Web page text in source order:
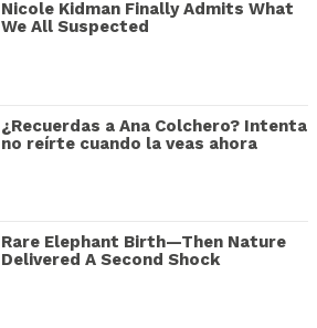
Nicole Kidman Finally Admits What
We All Suspected
¿Recuerdas a Ana Colchero? Intenta
no reírte cuando la veas ahora
Rare Elephant Birth—Then Nature
Delivered A Second Shock